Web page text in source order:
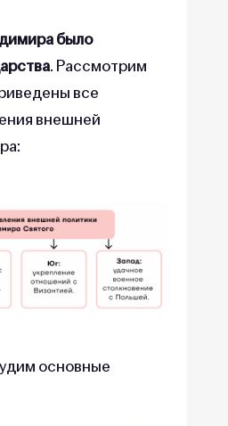
было
. Рассмотрим
все
внешней
основные